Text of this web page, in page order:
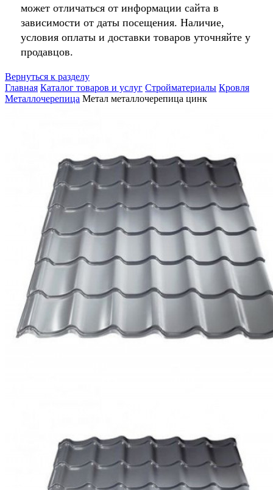
может отличаться от информации сайта в
зависимости от даты посещения. Наличие,
условия оплаты и доставки товаров уточняйте у
продавцов.
Вернуться к разделу
Главная Каталог товаров и услуг Стройматериалы Кровля
Металлочерепица Метал металлочерепица цинк